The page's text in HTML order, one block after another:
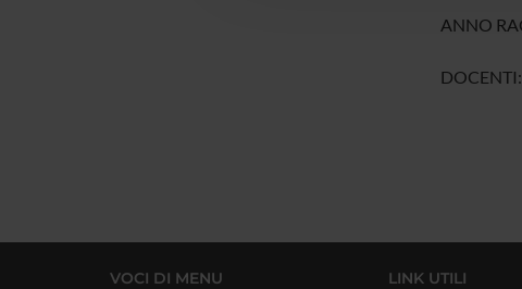
ANNO
VOCI DI MENU LINK UTILI